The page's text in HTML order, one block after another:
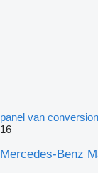
panel van conversion
16
Mercedes-Benz